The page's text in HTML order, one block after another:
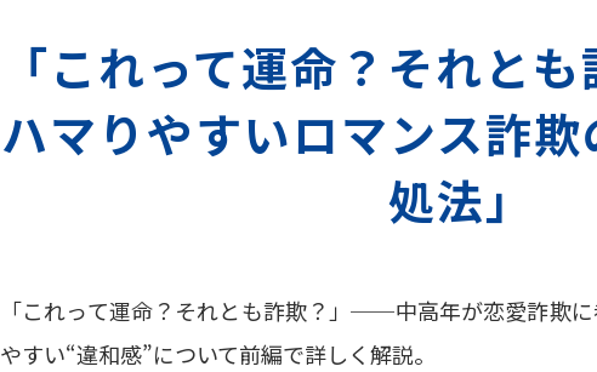
「これって運命？それと
ハマりやすいロマンス詐
処法」
「これって運命？それとも詐欺？」──中高年が恋愛詐欺
やすい“違和感”について前編で詳しく解説。